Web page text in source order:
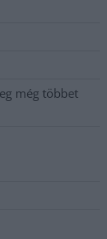
még többet